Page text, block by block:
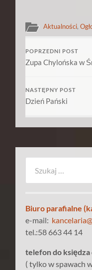
Aktualności,
POPRZEDNI POST
Zupa Chylońska w
NASTĘPNY POST
Dzień Pański
Biuro parafialne
e-mail:
tel.:58 663 44 14
telefon do
( tylko w spawach